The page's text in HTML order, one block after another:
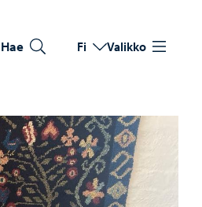
Hae Vaihda kieltä
Nykyinen kieli: Suomi
Fi Valikko